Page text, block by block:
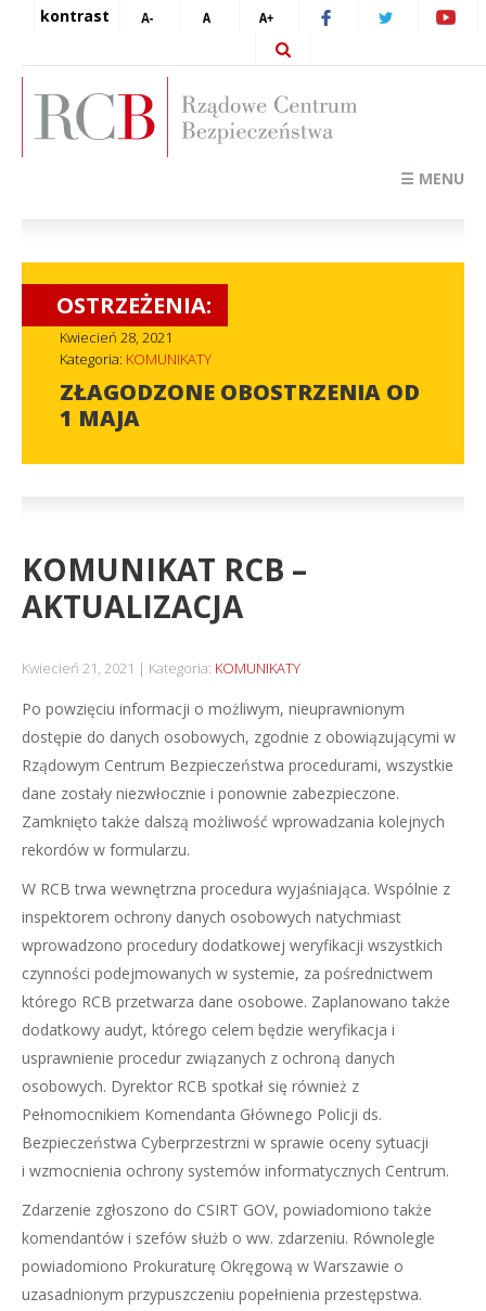
kontrast
☰ MENU
OSTRZEŻENIA:
Kwiecień 28, 2021
Kategoria: KOMUNIKATY
ZŁAGODZONE OBOSTRZENIA OD
1 MAJA
KOMUNIKAT RCB –
AKTUALIZACJA
Kwiecień 21, 2021 Kategoria: KOMUNIKATY
Po powzięciu informacji o możliwym, nieuprawnionym
dostępie do danych osobowych, zgodnie z obowiązującymi w
Rządowym Centrum Bezpieczeństwa procedurami, wszystkie
dane zostały niezwłocznie i ponownie zabezpieczone.
Zamknięto także dalszą możliwość wprowadzania kolejnych
rekordów w formularzu.
W RCB trwa wewnętrzna procedura wyjaśniająca. Wspólnie z
inspektorem ochrony danych osobowych natychmiast
wprowadzono procedury dodatkowej weryfikacji wszystkich
czynności podejmowanych w systemie, za pośrednictwem
którego RCB przetwarza dane osobowe. Zaplanowano także
dodatkowy audyt, którego celem będzie weryfikacja i
usprawnienie procedur związanych z ochroną danych
osobowych. Dyrektor RCB spotkał się również z
Pełnomocnikiem Komendanta Głównego Policji ds.
Bezpieczeństwa Cyberprzestrzni w sprawie oceny sytuacji
i wzmocnienia ochrony systemów informatycznych Centrum.
Zdarzenie zgłoszono do CSIRT GOV, powiadomiono także
komendantów i szefów służb o ww. zdarzeniu. Równolegle
powiadomiono Prokuraturę Okręgową w Warszawie o
uzasadnionym przypuszczeniu popełnienia przestępstwa.